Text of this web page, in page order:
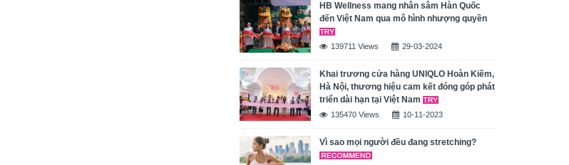
HB Wellness mang nhân sâm Hàn Quốc
đến Việt Nam qua mô hình nhượng quyền
139711 Views 29-03-2024
Khai trương cửa hàng UNIQLO Hoàn Kiếm,
Hà Nội, thương hiệu cam kết đóng góp phát
triển dài hạn tại Việt Nam
135470 Views 10-11-2023
Vì sao mọi người đều đang stretching?